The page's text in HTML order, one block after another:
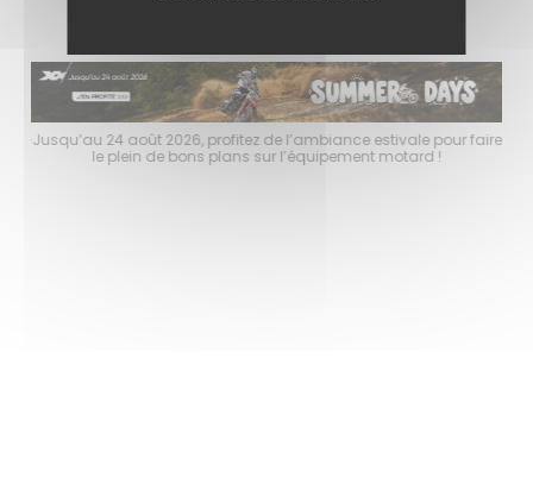
Jusqu’au 24 août 2026, profitez de l’ambiance estivale pour faire
le plein de bons plans sur l’équipement motard !